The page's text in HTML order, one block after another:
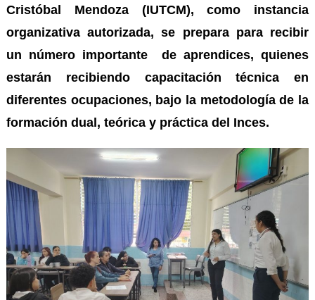
Cristóbal Mendoza (IUTCM), como instancia
organizativa autorizada, se prepara para recibir
un número importante de aprendices, quienes
estarán recibiendo capacitación técnica en
diferentes ocupaciones, bajo la metodología de la
formación dual, teórica y práctica del Inces.